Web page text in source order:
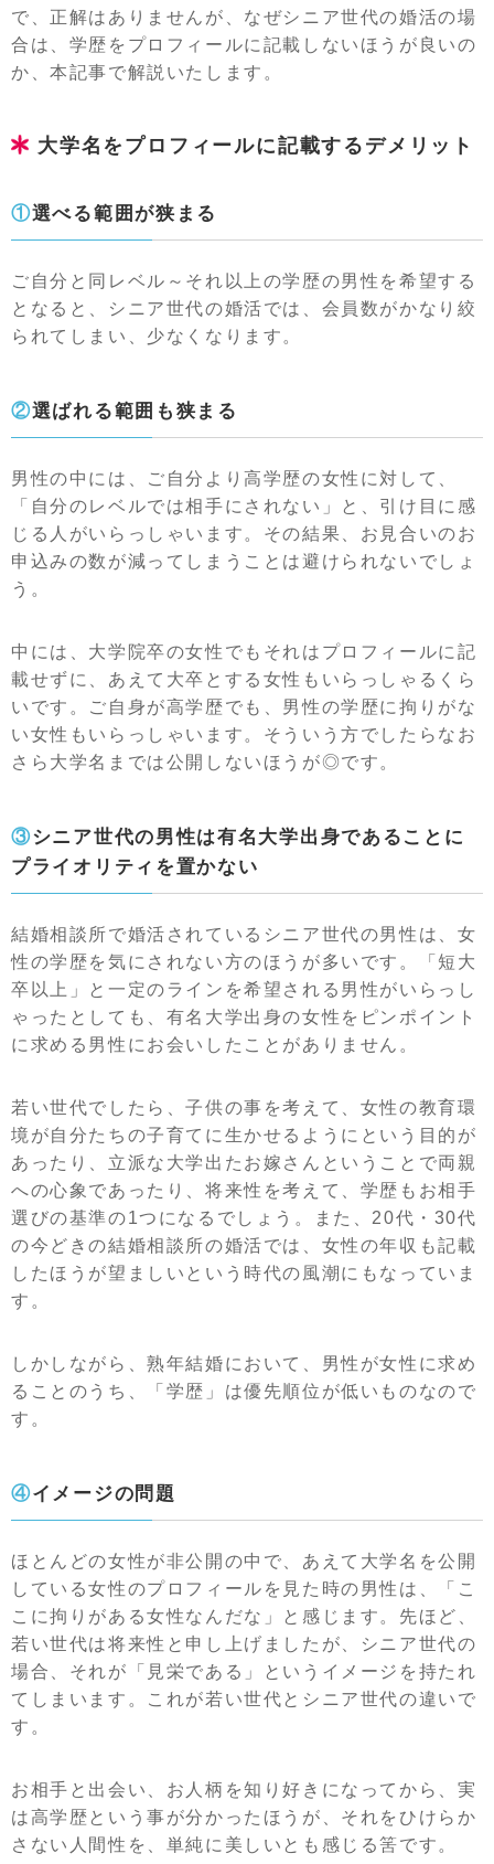
で、正解はありませんが、なぜシニア世代の婚活の場
合は、学歴をプロフィールに記載しないほうが良いの
か、本記事で解説いたします。
大学名をプロフィールに記載するデメリット
①選べる範囲が狭まる
ご自分と同レベル～それ以上の学歴の男性を希望する
となると、シニア世代の婚活では、会員数がかなり絞
られてしまい、少なくなります。
②選ばれる範囲も狭まる
男性の中には、ご自分より高学歴の女性に対して、
「自分のレベルでは相手にされない」と、引け目に感
じる人がいらっしゃいます。その結果、お見合いのお
申込みの数が減ってしまうことは避けられないでしょ
う。
中には、大学院卒の女性でもそれはプロフィールに記
載せずに、あえて大卒とする女性もいらっしゃるくら
いです。ご自身が高学歴でも、男性の学歴に拘りがな
い女性もいらっしゃいます。そういう方でしたらなお
さら大学名までは公開しないほうが◎です。
③シニア世代の男性は有名大学出身であることに
プライオリティを置かない
結婚相談所で婚活されているシニア世代の男性は、女
性の学歴を気にされない方のほうが多いです。「短大
卒以上」と一定のラインを希望される男性がいらっし
ゃったとしても、有名大学出身の女性をピンポイント
に求める男性にお会いしたことがありません。
若い世代でしたら、子供の事を考えて、女性の教育環
境が自分たちの子育てに生かせるようにという目的が
あったり、立派な大学出たお嫁さんということで両親
への心象であったり、将来性を考えて、学歴もお相手
選びの基準の1つになるでしょう。また、20代・30代
の今どきの結婚相談所の婚活では、女性の年収も記載
したほうが望ましいという時代の風潮にもなっていま
す。
しかしながら、熟年結婚において、男性が女性に求め
ることのうち、「学歴」は優先順位が低いものなので
す。
④イメージの問題
ほとんどの女性が非公開の中で、あえて大学名を公開
している女性のプロフィールを見た時の男性は、「こ
こに拘りがある女性なんだな」と感じます。先ほど、
若い世代は将来性と申し上げましたが、シニア世代の
場合、それが「見栄である」というイメージを持たれ
てしまいます。これが若い世代とシニア世代の違いで
す。
お相手と出会い、お人柄を知り好きになってから、実
は高学歴という事が分かったほうが、それをひけらか
さない人間性を、単純に美しいとも感じる筈です。